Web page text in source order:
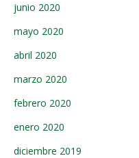
junio 2020
mayo 2020
abril 2020
marzo 2020
febrero 2020
enero 2020
diciembre 2019